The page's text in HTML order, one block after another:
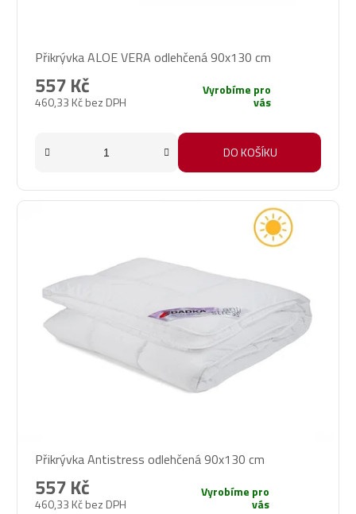
Přikrývka ALOE VERA odlehčená 90x130 cm
460,33 Kč bez DPH
557 Kč Vyrobíme pro
vás
DO KOŠÍKU
Přikrývka Antistress odlehčená 90x130 cm
460,33 Kč bez DPH
557 Kč Vyrobíme pro
vás